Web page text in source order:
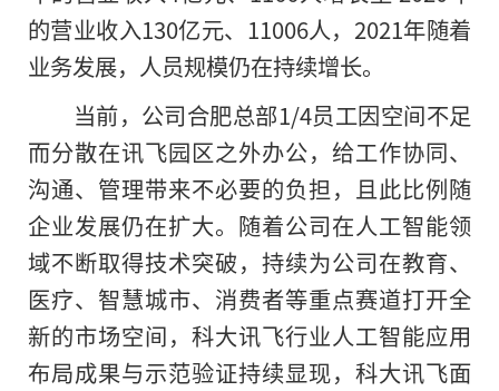
的营业收入130亿元、11006人，2021年随着
业务发展，人员规模仍在持续增长。
当前，公司合肥总部1/4员工因空间不足
而分散在讯飞园区之外办公，给工作协同、
沟通、管理带来不必要的负担，且此比例随
企业发展仍在扩大。随着公司在人工智能领
域不断取得技术突破，持续为公司在教育、
医疗、智慧城市、消费者等重点赛道打开全
新的市场空间，科大讯飞行业人工智能应用
布局成果与示范验证持续显现，科大讯飞面